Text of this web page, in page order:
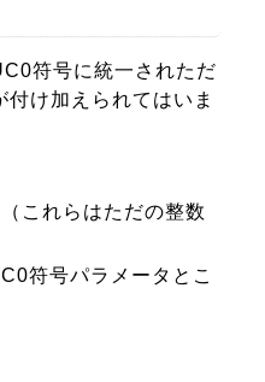
符号に統一されただ
け加えられてはいま
これらはただの整数
符号パラメータとこ